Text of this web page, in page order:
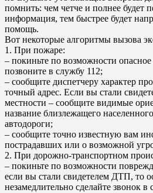
помнить: чем четче и полнее будет
информация, тем быстрее будет
помощь.
Вот некоторые алгоритмы вызова
1. При пожаре:
– покиньте по возможности
позвоните в службу 112;
– сообщите диспетчеру характер
точный адрес. Если вы стали
местности – сообщите видимые
название близлежащего
автодороги;
– сообщите точно известную вам
пострадавших или о возможной
2. При дорожно-транспортном
– покиньте по возможности
если вы стали свидетелем ДТП, то
незамедлительно сделайте звонок в